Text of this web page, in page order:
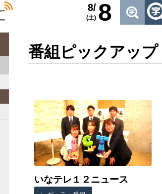
8
8/
(土)
番組ピックアッ
いなテレ１２ニュース